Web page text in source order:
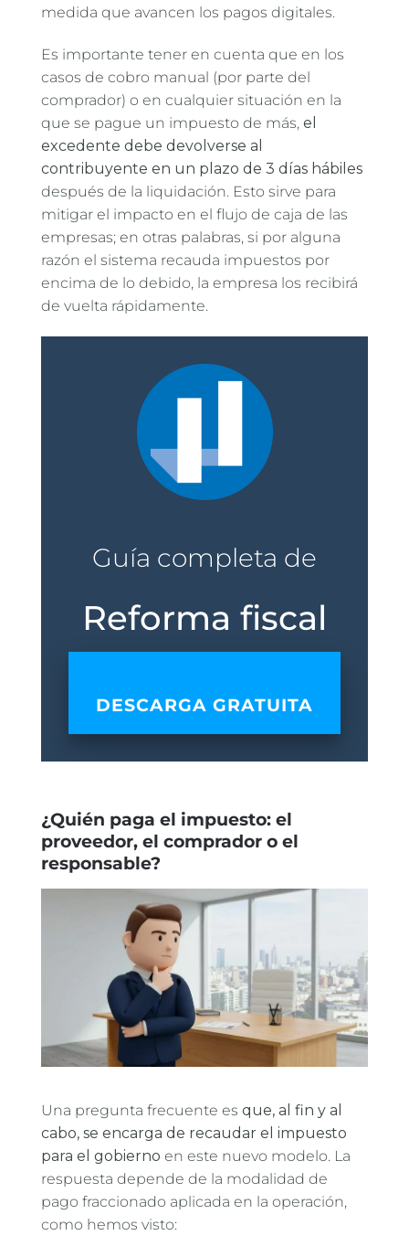
medida que avancen los pagos digitales.
Es importante tener en cuenta que en los
casos de cobro manual (por parte del
comprador) o en cualquier situación en la
que se pague un impuesto de más, el
excedente debe devolverse al
contribuyente en un plazo de 3 días hábiles
después de la liquidación. Esto sirve para
mitigar el impacto en el flujo de caja de las
empresas; en otras palabras, si por alguna
razón el sistema recauda impuestos por
encima de lo debido, la empresa los recibirá
de vuelta rápidamente.
Guía completa de
Reforma fiscal
DESCARGA GRATUITA
¿Quién paga el impuesto: el
proveedor, el comprador o el
responsable?
Una pregunta frecuente es que, al fin y al
cabo, se encarga de recaudar el impuesto
para el gobierno en este nuevo modelo. La
respuesta depende de la modalidad de
pago fraccionado aplicada en la operación,
como hemos visto: